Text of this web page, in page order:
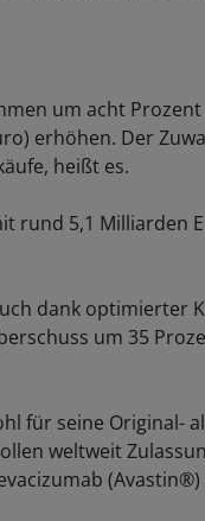
um acht
erhöhen. Der
heißt es.
rund 5,1 Milliarden
dank optimierter
um 35
für seine Original-
weltweit